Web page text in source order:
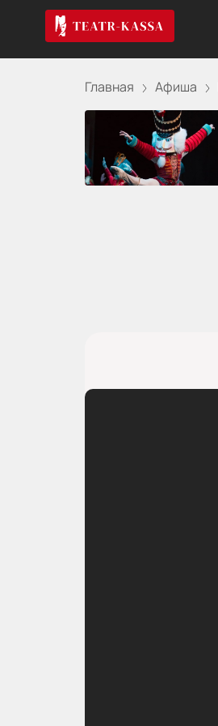
Главная Афиша